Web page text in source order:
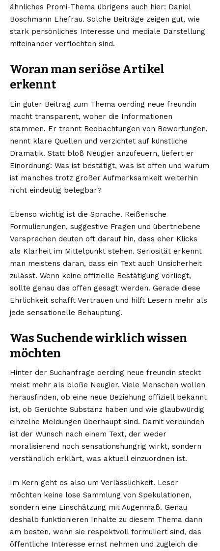
ähnliches Promi-Thema übrigens auch hier: Daniel
Boschmann Ehefrau. Solche Beiträge zeigen gut, wie
stark persönliches Interesse und mediale Darstellung
miteinander verflochten sind.
Woran man seriöse Artikel
erkennt
Ein guter Beitrag zum Thema oerding neue freundin
macht transparent, woher die Informationen
stammen. Er trennt Beobachtungen von Bewertungen,
nennt klare Quellen und verzichtet auf künstliche
Dramatik. Statt bloß Neugier anzufeuern, liefert er
Einordnung: Was ist bestätigt, was ist offen und warum
ist manches trotz großer Aufmerksamkeit weiterhin
nicht eindeutig belegbar?
Ebenso wichtig ist die Sprache. Reißerische
Formulierungen, suggestive Fragen und übertriebene
Versprechen deuten oft darauf hin, dass eher Klicks
als Klarheit im Mittelpunkt stehen. Seriosität erkennt
man meistens daran, dass ein Text auch Unsicherheit
zulässt. Wenn keine offizielle Bestätigung vorliegt,
sollte genau das offen gesagt werden. Gerade diese
Ehrlichkeit schafft Vertrauen und hilft Lesern mehr als
jede sensationelle Behauptung.
Was Suchende wirklich wissen
möchten
Hinter der Suchanfrage oerding neue freundin steckt
meist mehr als bloße Neugier. Viele Menschen wollen
herausfinden, ob eine neue Beziehung offiziell bekannt
ist, ob Gerüchte Substanz haben und wie glaubwürdig
einzelne Meldungen überhaupt sind. Damit verbunden
ist der Wunsch nach einem Text, der weder
moralisierend noch sensationshungrig wirkt, sondern
verständlich erklärt, was aktuell einzuordnen ist.
Im Kern geht es also um Verlässlichkeit. Leser
möchten keine lose Sammlung von Spekulationen,
sondern eine Einschätzung mit Augenmaß. Genau
deshalb funktionieren Inhalte zu diesem Thema dann
am besten, wenn sie respektvoll formuliert sind, das
öffentliche Interesse ernst nehmen und zugleich die